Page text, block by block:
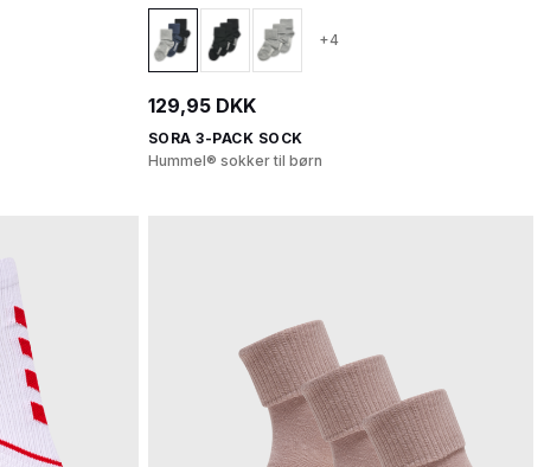
+4
129,95 DKK
SORA 3-PACK SOCK
Hummel® sokker til børn